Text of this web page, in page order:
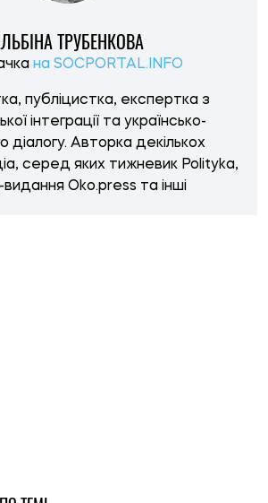
ТРУБЕНКОВА
на SOCPORTAL.INFO
публіцистка, експертка з
інтеграції та українсько-
діалогу. Авторка декількох
серед яких тижневик Polityka,
Oko.press та інші